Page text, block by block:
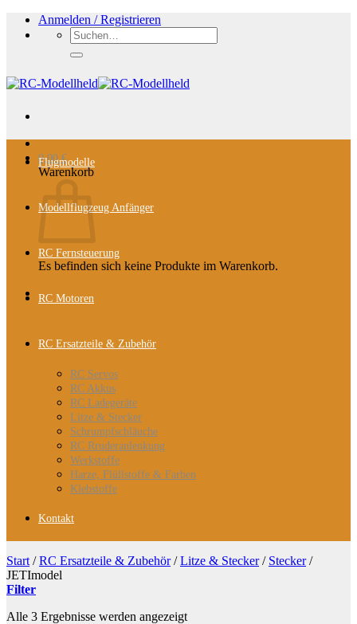
Zum
Inhalt
Anmelden / Registrieren
Suchen
nach:
0,00€
Warenkorb
Es befinden sich keine Produkte im Warenkorb.
Flugmodelle
Modellflugzeug Anfänger
RC Fernsteuerung
RC Motoren
RC Ersatzteile & Zubehör
RC Servos
RC Akkus
RC Ladegeräte
Litze & Stecker
Schrumpfschläuche
RC Rruderanlenkung
Werkstoffe
Harze, Flüllstoffe & Farben
Klebstoffe
Kontakt
Start / RC Ersatzteile & Zubehör / Litze & Stecker / Stecker /
JETImodel
Filter
Alle 3 Ergebnisse werden angezeigtNach